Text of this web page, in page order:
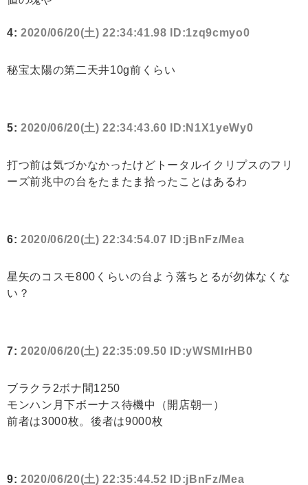
4: 2020/06/20(土) 22:34:41.98 ID:1zq9cmyo0
秘宝太陽の第二天井10g前くらい
5: 2020/06/20(土) 22:34:43.60 ID:N1X1yeWy0
打つ前は気づかなかったけどトータルイクリプスのフリ
ーズ前兆中の台をたまたま拾ったことはあるわ
6: 2020/06/20(土) 22:34:54.07 ID:jBnFz/Mea
星矢のコスモ800くらいの台よう落ちとるが勿体なくな
い？
7: 2020/06/20(土) 22:35:09.50 ID:yWSMIrHB0
ブラクラ2ボナ間1250
モンハン月下ボーナス待機中（開店朝一）
前者は3000枚。後者は9000枚
9: 2020/06/20(土) 22:35:44.52 ID:jBnFz/Mea